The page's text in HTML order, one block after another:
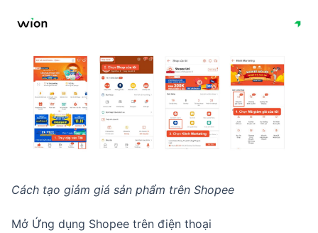
Cách tạo giảm giá sản phẩm trên Shopee
Mở Ứng dụng Shopee trên điện thoại